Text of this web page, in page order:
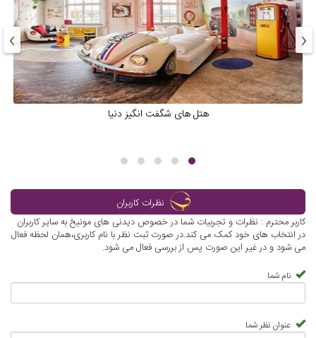
هتل های شگفت انگیز دنیا
‹
›
نظرات کاربران
کاربر محترم : نظرات و تجربیات شما در خصوص دیدنی های مونیخ به سایر کاربران
در انتخاب های خود کمک می کند.در صورت ثبت نظر با نام کاربری،همان لحظه فعال
می شود و در غیر این صورت پس از بررسی فعال می شود.
نام شما
عنوان نظر شما